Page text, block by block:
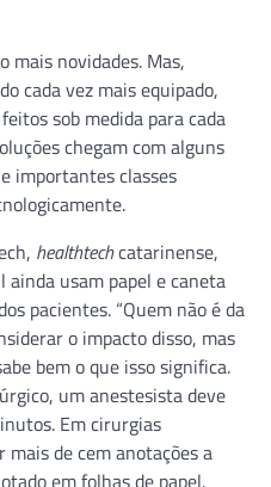
mais novidades. Mas,
cada vez mais equipado,
sob medida para cada
chegam com alguns
importantes classes
healthtechcatarinense,
ainda usam papel e caneta
pacientes. “Quem não é da
o impacto disso, mas
bem o que isso significa.
um anestesista deve
Em cirurgias
mais de cem anotações a
em folhas de papel.